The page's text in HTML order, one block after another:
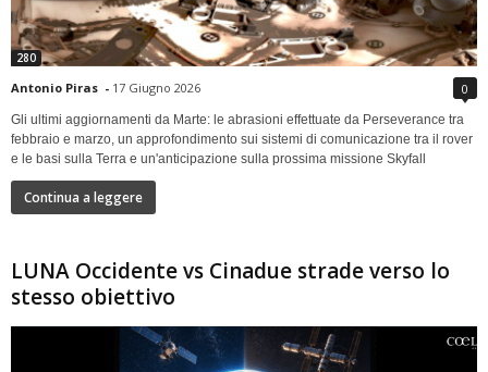
280
Antonio Piras - 17 Giugno 2026 0
Gli ultimi aggiornamenti da Marte: le abrasioni effettuate da Perseverance tra
febbraio e marzo, un approfondimento sui sistemi di comunicazione tra il rover
e le basi sulla Terra e un'anticipazione sulla prossima missione Skyfall
Continua a leggere
LUNA Occidente vs Cinadue strade verso lo
stesso obiettivo